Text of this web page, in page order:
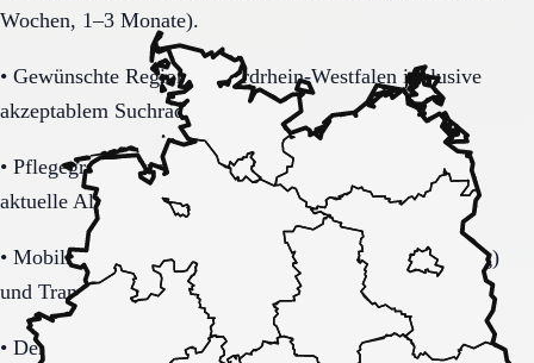
Wochen, 1–3 Monate).
• Gewünschte Region in Nordrhein-Westfalen inklusive
akzeptablem Suchradius.
• Pflegegrad-Status (vorhanden, beantragt, unklar) und
aktuelle Alltagsbelastung.
• Mobilität (selbstständig, Rollator, Rollstuhl, bettlägerig)
und Transferbedarf.
• Demenzbezogene Anforderungen (ja, nein, unklar) mit